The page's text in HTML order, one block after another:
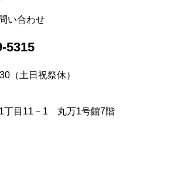
い合わせ
5315
（土日祝祭休）
丁目11－1 丸万1号館7階